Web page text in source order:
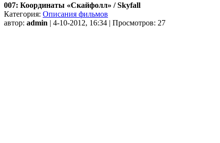
007: Координаты «Скайфолл» / Skyfall
Категория: Описания фильмов
автор: admin | 4-10-2012, 16:34 | Просмотров: 27